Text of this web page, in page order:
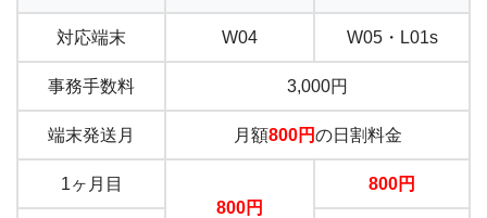
対応端末 W04 W05・L01s
事務手数料 3,000円
端末発送月 月額800円の日割料金
1ヶ月目
800円
800円